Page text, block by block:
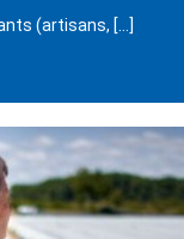
(artisans, […]